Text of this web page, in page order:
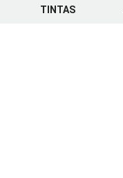
TINTAS